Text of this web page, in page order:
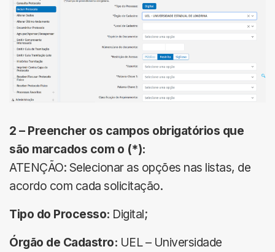
2 – Preencher os campos obrigatórios que
são marcados com o (*):
ATENÇÃO: Selecionar as opções nas listas, de
acordo com cada solicitação.
Tipo do Processo: Digital;
Órgão de Cadastro: UEL – Universidade